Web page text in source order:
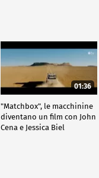
01:36
"Matchbox", le macchinine
diventano un film con John
Cena e Jessica Biel